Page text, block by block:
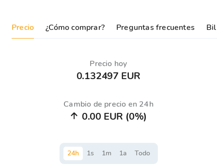
Precio ¿Cómo comprar? Preguntas frecuentes
Precio hoy
0.132497 EUR
Cambio de precio en 24h
0.00 EUR (0%)
24h 1s 1m 1a Todo